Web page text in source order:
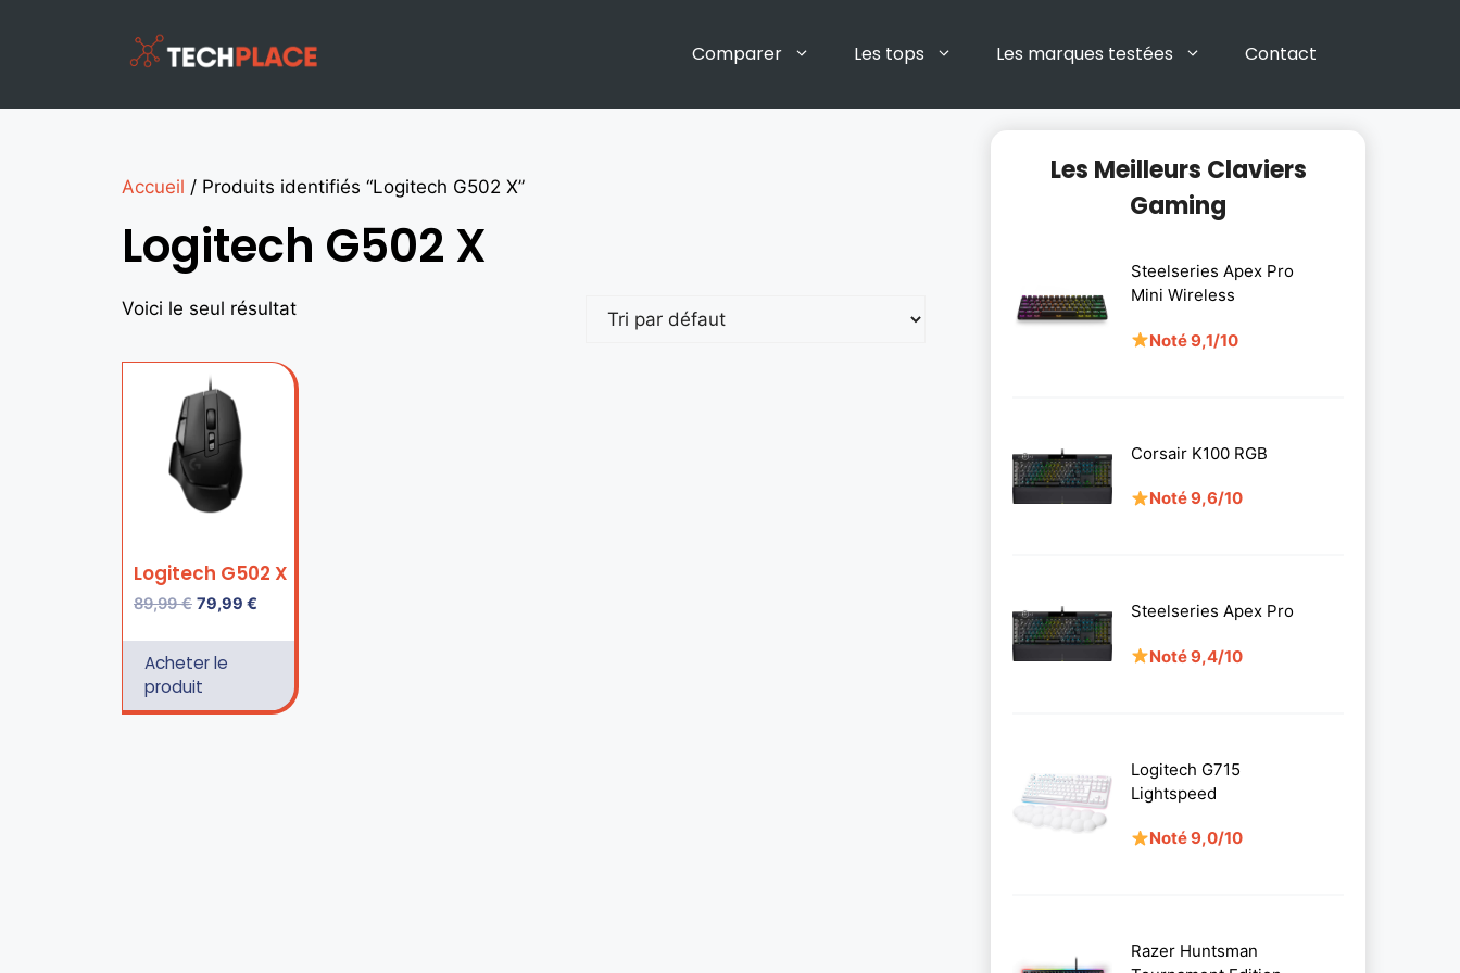
Comparer Les tops Les marques testées Contact
Accueil / Produits identifiés “Logitech G502 X”
Logitech G502 X
Voici le seul résultat
Logitech G502 X
89,99€ 79,99 €
Acheter le
produit
Les Meilleurs Claviers
Gaming
Steelseries Apex Pro
Mini Wireless
Noté 9,1/10
Corsair K100 RGB
Noté 9,6/10
Steelseries Apex Pro
Noté 9,4/10
Logitech G715
Lightspeed
Noté 9,0/10
Razer Huntsman